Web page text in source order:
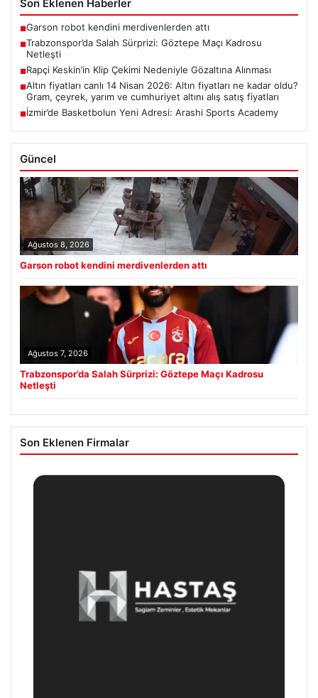
Son Eklenen Haberler
■Garson robot kendini merdivenlerden attı
■Trabzonspor’da Salah Sürprizi: Göztepe Maçı Kadrosu
Netleşti
■Rapçi Keskin’in Klip Çekimi Nedeniyle Gözaltına Alınması
■Altın fiyatları canlı 14 Nisan 2026: Altın fiyatları ne kadar oldu?
Gram, çeyrek, yarım ve cumhuriyet altını alış satış fiyatları
■İzmir’de Basketbolun Yeni Adresi: Arashi Sports Academy
Güncel
Ağustos 8, 2026
Garson robot kendini merdivenlerden attı
Ağustos 7, 2026
Trabzonspor’da Salah Sürprizi: Göztepe Maçı Kadrosu
Netleşti
Son Eklenen Firmalar